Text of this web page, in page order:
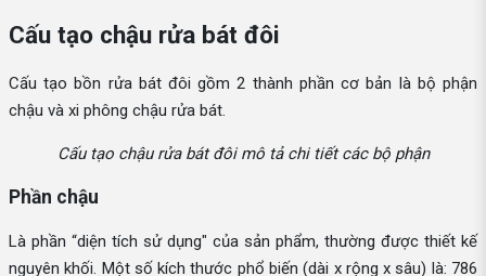
Cấu tạo chậu rửa bát đôi
Cấu tạo bồn rửa bát đôi gồm 2 thành phần cơ bản là bộ phận
chậu và xi phông chậu rửa bát.
Cấu tạo chậu rửa bát đôi mô tả chi tiết các bộ phận
Phần chậu
Là phần “diện tích sử dụng" của sản phẩm, thường được thiết kế
nguyên khối. Một số kích thước phổ biến (dài x rộng x sâu) là: 786